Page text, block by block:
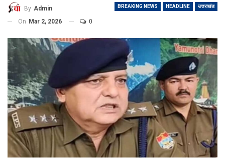
BREAKING NEWS HEADLINE उत्तराखंड
By Admin
On Mar 2, 2026 0